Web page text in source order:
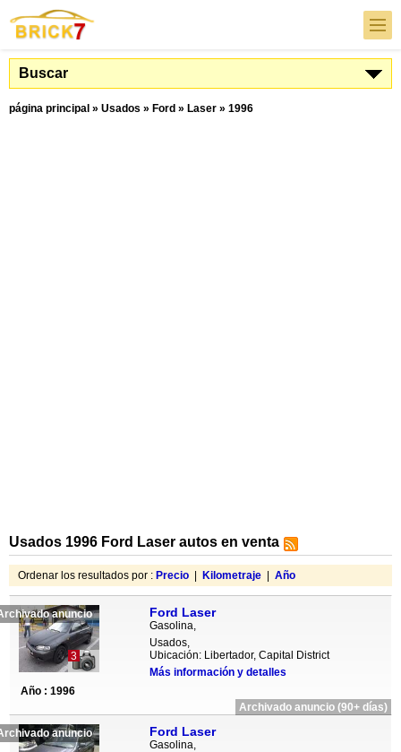
Buscar
página principal » Usados » Ford » Laser » 1996
Usados 1996 Ford Laser autos en venta
Ordenar los resultados por : Precio Kilometraje Año
anuncio
3
Ford Laser
Gasolina,
Usados,
Ubicación: Libertador, Capital District
Más información y detalles
Año : 1996
Archivado anuncio (90+ días)
anuncio Ford Laser
Gasolina,